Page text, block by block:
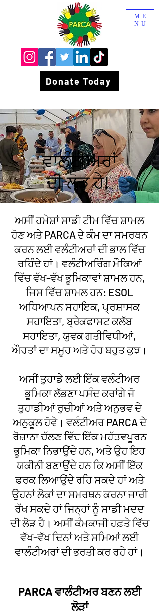
Donate Today
ME
NU
ਵਾਲੰਟੀਅਰਾਂ
ਦੀ ਲੋੜ ਹੈ!
ਅਸੀਂ ਹਮੇਸ਼ਾਂ ਸਾਡੀ ਟੀਮ ਵਿੱਚ ਸ਼ਾਮਲ
ਹੋਣ ਅਤੇ PARCA ਦੇ ਕੰਮ ਦਾ ਸਮਰਥਨ
ਕਰਨ ਲਈ ਵਲੰਟੀਅਰਾਂ ਦੀ ਭਾਲ ਵਿੱਚ
ਰਹਿੰਦੇ ਹਾਂ। ਵਲੰਟੀਅਰਿੰਗ ਮੌਕਿਆਂ
ਵਿੱਚ ਵੱਖ-ਵੱਖ ਭੂਮਿਕਾਵਾਂ ਸ਼ਾਮਲ ਹਨ,
ਜਿਸ ਵਿੱਚ ਸ਼ਾਮਲ ਹਨ: ESOL
ਅਧਿਆਪਨ ਸਹਾਇਕ, ਪ੍ਰਸ਼ਾਸਕ
ਸਹਾਇਤਾ, ਬ੍ਰੇਕਫਾਸਟ ਕਲੱਬ
ਸਹਾਇਤਾ, ਯੁਵਕ ਗਤੀਵਿਧੀਆਂ,
ਔਰਤਾਂ ਦਾ ਸਮੂਹ ਅਤੇ ਹੋਰ ਬਹੁਤ ਕੁਝ।
ਅਸੀਂ ਤੁਹਾਡੇ ਲਈ ਇੱਕ ਵਲੰਟੀਅਰ
ਭੂਮਿਕਾ ਲੱਭਣਾ ਪਸੰਦ ਕਰਾਂਗੇ ਜੋ
ਤੁਹਾਡੀਆਂ ਰੁਚੀਆਂ ਅਤੇ ਅਨੁਭਵ ਦੇ
ਅਨੁਕੂਲ ਹੋਵੇ। ਵਲੰਟੀਅਰ PARCA ਦੇ
ਰੋਜ਼ਾਨਾ ਚੱਲਣ ਵਿੱਚ ਇੱਕ ਮਹੱਤਵਪੂਰਨ
ਭੂਮਿਕਾ ਨਿਭਾਉਂਦੇ ਹਨ, ਅਤੇ ਉਹ ਇਹ
ਯਕੀਨੀ ਬਣਾਉਂਦੇ ਹਨ ਕਿ ਅਸੀਂ ਇੱਕ
ਫਰਕ ਲਿਆਉਂਦੇ ਰਹਿ ਸਕਦੇ ਹਾਂ ਅਤੇ
ਉਹਨਾਂ ਲੋਕਾਂ ਦਾ ਸਮਰਥਨ ਕਰਨਾ ਜਾਰੀ
ਰੱਖ ਸਕਦੇ ਹਾਂ ਜਿਨ੍ਹਾਂ ਨੂੰ ਸਾਡੀ ਮਦਦ
ਦੀ ਲੋੜ ਹੈ। ਅਸੀਂ ਕੰਮਕਾਜੀ ਹਫ਼ਤੇ ਵਿੱਚ
ਵੱਖ-ਵੱਖ ਦਿਨਾਂ ਅਤੇ ਸਮਿਆਂ ਲਈ
ਵਾਲੰਟੀਅਰਾਂ ਦੀ ਭਰਤੀ ਕਰ ਰਹੇ ਹਾਂ।
PARCA ਵਾਲੰਟੀਅਰ ਬਣਨ ਲਈ
ਲੋੜਾਂ